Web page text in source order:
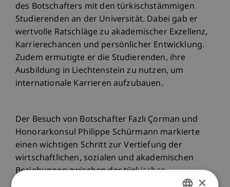
des Botschafters mit den türkischstämmigen
Studierenden an der Universität. Dabei gab er
wertvolle Ratschläge zu akademischer Exzellenz,
Karrierechancen und persönlicher Entwicklung.
Zudem ermutigte er die Studierenden, ihre
Ausbildung in Liechtenstein zu nutzen, um
internationale Karrieren aufzubauen.
Der Besuch von Botschafter Fazlı Çorman und
Honorarkonsul Philippe Schürmann markierte
einen wichtigen Schritt zur Vertiefung der
wirtschaftlichen, sozialen und akademischen
Beziehungen zwischen der türkischen
×